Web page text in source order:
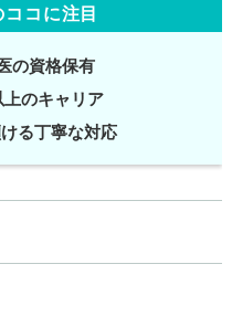
コに注目
の資格保有
上のキャリア
る丁寧な対応